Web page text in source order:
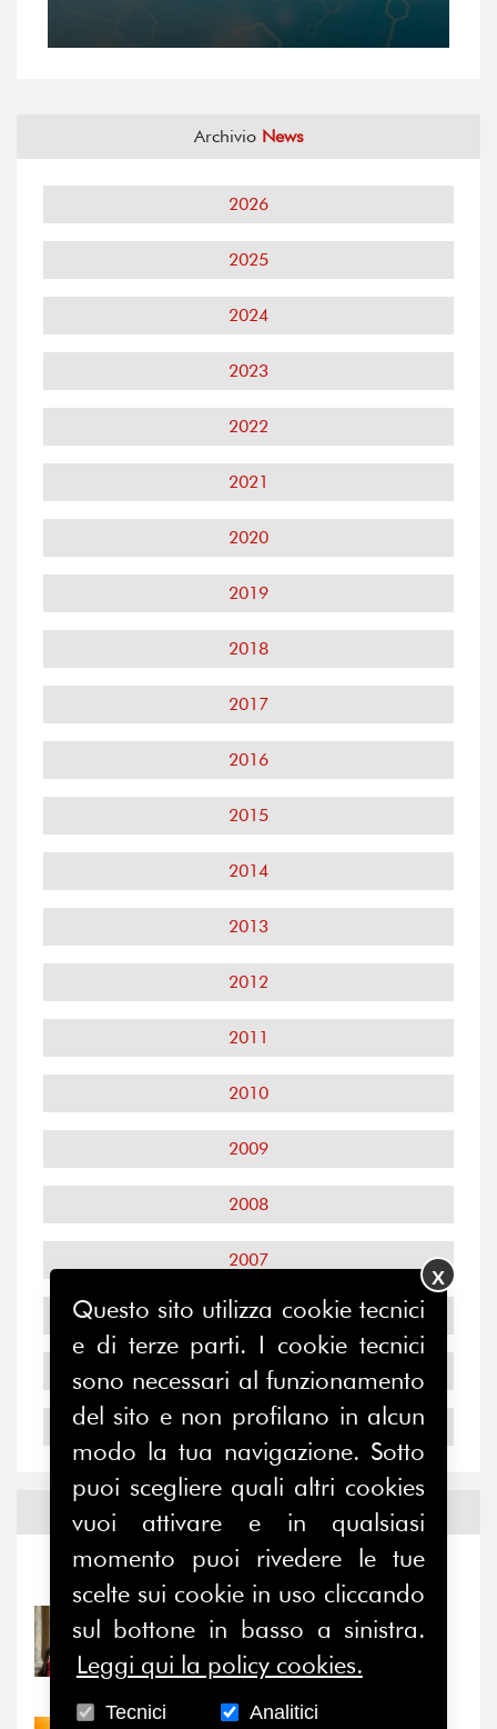
Archivio News
2026
2025
2024
2023
2022
2021
2020
2019
2018
2017
2016
2015
2014
2013
2012
2011
2010
2009
2008
2007
2006
2005
2004
Eventi
Notizie - Eventi
31/07/2026
Prima della pausa estiva,
il valore di...
Questo sito utilizza cookie tecnici
e di terze parti. I cookie tecnici
sono necessari al funzionamento
del sito e non profilano in alcun
modo la tua navigazione. Sotto
puoi scegliere quali altri cookies
vuoi attivare e in qualsiasi
momento puoi rivedere le tue
scelte sui cookie in uso cliccando
sul bottone in basso a sinistra.
Leggi qui la policy cookies.
Tecnici Analitici
X